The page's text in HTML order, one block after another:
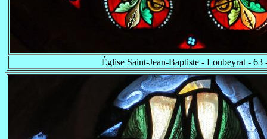
Église Saint-Jean-Baptiste - Loubeyrat - 63